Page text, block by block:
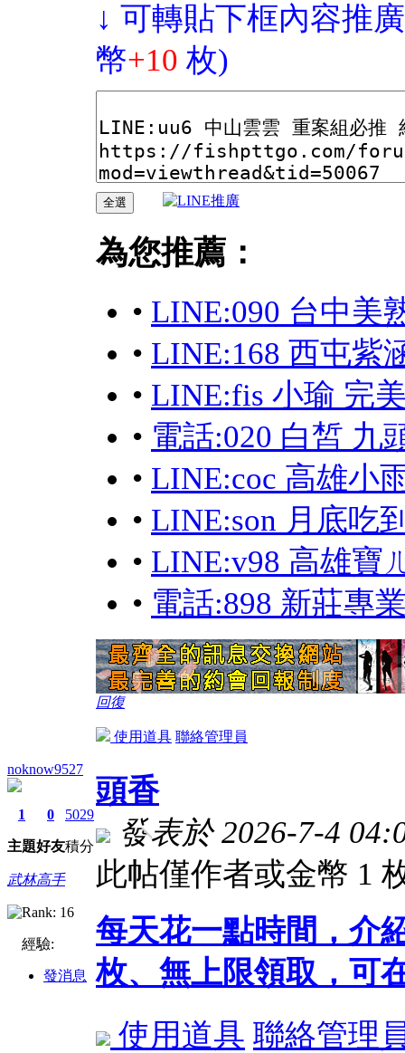
↓ 可轉貼下框內容推
幣+10 枚)
為您推薦：
• LINE:090 台中美
• LINE:168 西屯紫
• LINE:fis 小瑜 完
• 電話:020 白皙 九
• LINE:coc 高雄小
• LINE:son 月底吃
• LINE:v98 高雄寶
• 電話:898 新莊專
回復
使用道具 聯絡管理員
noknow9527
1
主題
0
好友
5029
積分
武林高手
經驗:
發消息
頭香
發表於 2026-7-4
此帖僅作者或金幣 1
每天花一點時間，介
枚、無上限領取，可
使用道具 聯絡管理